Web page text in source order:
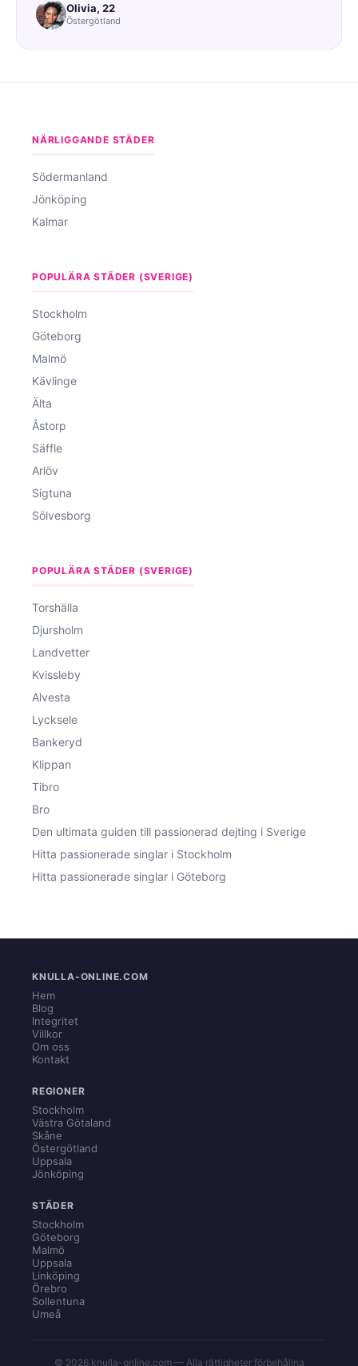
Olivia, 22
Östergötland
NÄRLIGGANDE STÄDER
Södermanland
Jönköping
Kalmar
POPULÄRA STÄDER (SVERIGE)
Stockholm
Göteborg
Malmö
Kävlinge
Älta
Åstorp
Säffle
Arlöv
Sigtuna
Sölvesborg
POPULÄRA STÄDER (SVERIGE)
Torshälla
Djursholm
Landvetter
Kvissleby
Alvesta
Lycksele
Bankeryd
Klippan
Tibro
Bro
Den ultimata guiden till passionerad dejting i Sverige
Hitta passionerade singlar i Stockholm
Hitta passionerade singlar i Göteborg
KNULLA-ONLINE.COM
Hem
Blog
Integritet
Villkor
Om oss
Kontakt
REGIONER
Stockholm
Västra Götaland
Skåne
Östergötland
Uppsala
Jönköping
STÄDER
Stockholm
Göteborg
Malmö
Uppsala
Linköping
Örebro
Sollentuna
Umeå
© 2026 knulla-online.com — Alla rättigheter förbehållna